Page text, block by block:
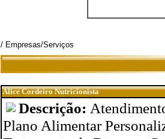
/ Empresas/Serviços
Alice Cordeiro Nutricionista
Descrição:
Plano Alimentar